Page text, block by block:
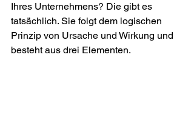
Ihres Unternehmens? Die gibt es
tatsächlich. Sie folgt dem logischen
Prinzip von Ursache und Wirkung und
besteht aus drei Elementen.